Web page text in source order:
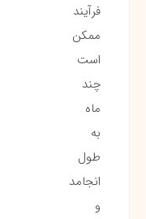
فرآیند
ممکن
است
چند
ماه
به
طول
انجامد
و